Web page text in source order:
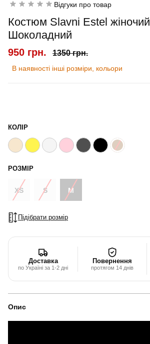
Відгуки про товар
Костюм Slavni Estel жіночий
Шоколадний
950 грн. 1350 грн.
В наявності інші розміри, кольори
КОЛІР
РОЗМІР
XS S M
Підібрати розмір
Доставка
по Україні за 1-2 дні
Повернення
протягом 14 днів
Опис